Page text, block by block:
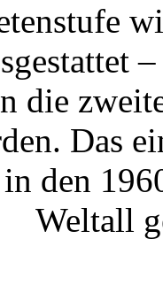
die
Das
den
Weltall